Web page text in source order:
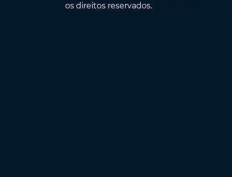
os direitos reservados.